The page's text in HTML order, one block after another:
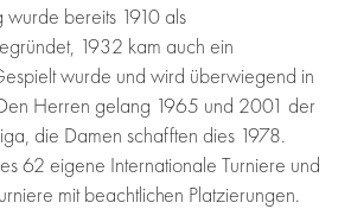
bereits 1910 als
1932 kam auch ein
wurde und wird überwiegend in
Herren gelang 1965 und 2001 der
die Damen schafften dies 1978.
62 eigene Internationale Turniere und
mit beachtlichen Platzierungen.